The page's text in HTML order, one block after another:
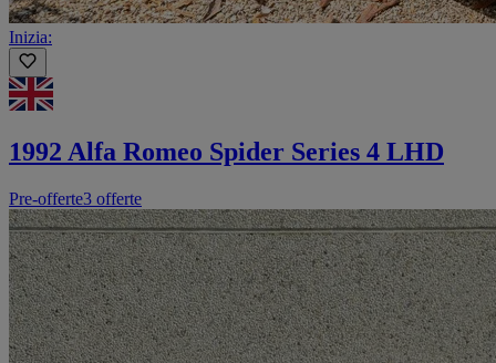
Inizia:
1992 Alfa Romeo Spider Series 4 LHD
Pre-offerte3 offerte